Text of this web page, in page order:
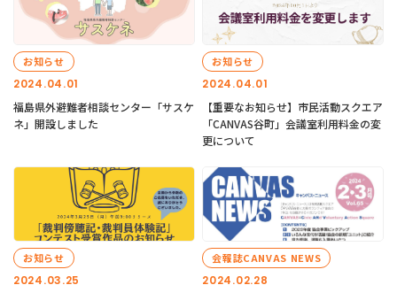
2024.04.01
お知らせ
福島県外避難者相談センター「サスケ
ネ」開設しました
2024.04.01
お知らせ
【重要なお知らせ】市民活動スクエア
「CANVAS谷町」会議室利用料金の変
更について
2024.03.25
お知らせ
2024.02.28
会報誌CANVAS NEWS